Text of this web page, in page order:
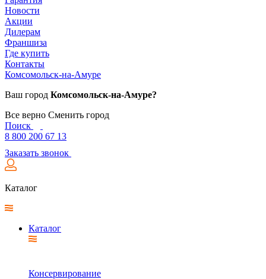
Новости
Акции
Дилерам
Франшиза
Где купить
Контакты
Комсомольск-на-Амуре
Ваш город Комсомольск-на-Амуре?
Все верно Сменить город
Поиск
8 800 200 67 13
Заказать звонок
Каталог
Каталог
Консервирование